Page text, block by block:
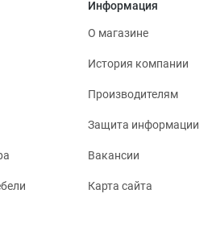
Информация
О магазине
История компании
Производителям
Защита информации
Вакансии
Карта сайта